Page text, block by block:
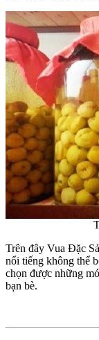
Trên đây Vua Đặc
nổi tiếng không thể
chọn được những
bạn bè.